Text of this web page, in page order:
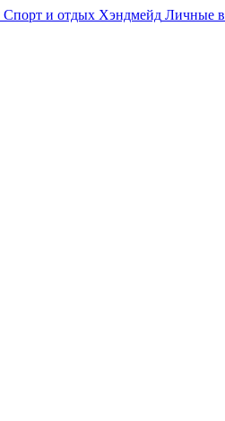
Спорт и отдых Хэндмейд Личные